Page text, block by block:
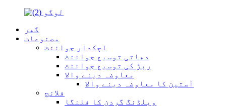
گھر
مصنوعات
لچکدار جوائنٹ
دھاتی توسیع جوائنٹ
ربڑ کی توسیع جوائنٹ
معاوضہ دینے والا
آستین کا معاوضہ دینے والا
فلانج
ویلڈنگ گردن کا فلنگا